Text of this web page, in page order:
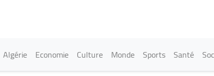
Algérie Economie Culture Monde Sports Santé